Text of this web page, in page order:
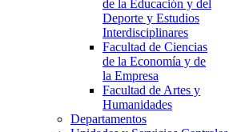
de la Educación y del
Deporte y Estudios
Interdisciplinares
Facultad de Ciencias
de la Economía y de
la Empresa
Facultad de Artes y
Humanidades
Departamentos